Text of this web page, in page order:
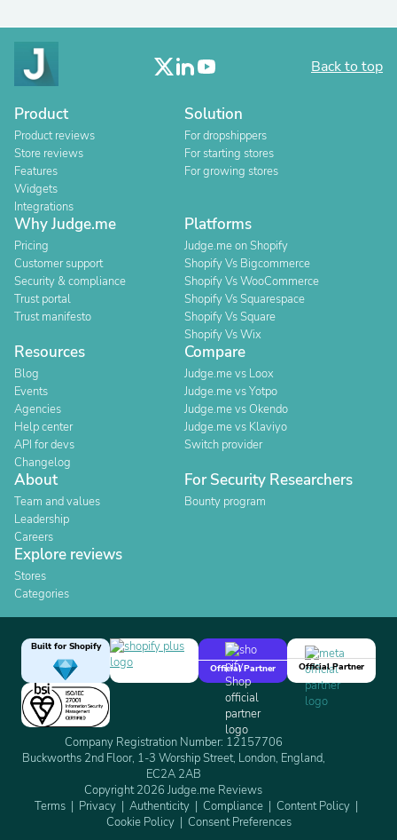
Back to top
Product
Product reviews
Store reviews
Features
Widgets
Integrations
Solution
For dropshippers
For starting stores
For growing stores
Why Judge.me
Pricing
Customer support
Security & compliance
Trust portal
Trust manifesto
Platforms
Judge.me on Shopify
Shopify Vs Bigcommerce
Shopify Vs WooCommerce
Shopify Vs Squarespace
Shopify Vs Square
Shopify Vs Wix
Resources
Blog
Events
Agencies
Help center
API for devs
Changelog
Compare
Judge.me vs Loox
Judge.me vs Yotpo
Judge.me vs Okendo
Judge.me vs Klaviyo
Switch provider
About
Team and values
Leadership
Careers
For Security Researchers
Bounty program
Explore reviews
Stores
Categories
Built for Shopify
Official Partner
Official Partner
Company Registration Number: 12157706
Buckworths 2nd Floor, 1-3 Worship Street, London, England,
EC2A 2AB
Copyright 2026 Judge.me Reviews
Terms
Privacy Authenticity Compliance
Content Policy
Cookie Policy
Consent Preferences